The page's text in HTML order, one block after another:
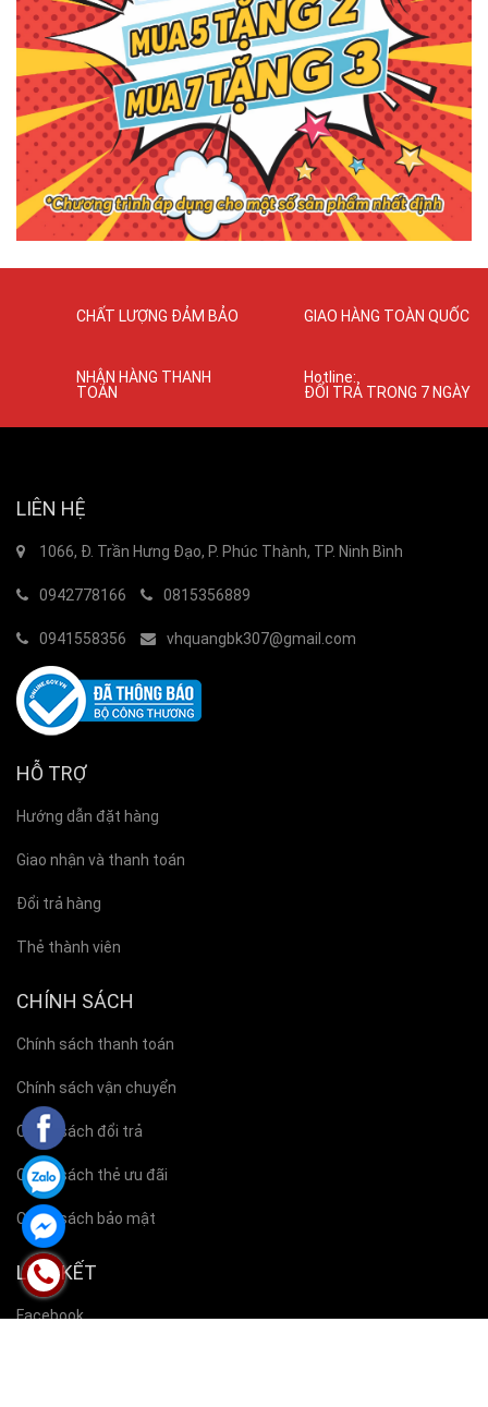
CHẤT LƯỢNG ĐẢM BẢO GIAO HÀNG TOÀN QUỐC
NHẬN HÀNG THANH
TOÁN
Hotline:
ĐỔI TRẢ TRONG 7 NGÀY
LIÊN HỆ
1066, Đ. Trần Hưng Đạo, P. Phúc Thành, TP. Ninh Bình
0942778166 0815356889
0941558356 vhquangbk307@gmail.com
HỖ TRỢ
Hướng dẫn đặt hàng
Giao nhận và thanh toán
Đổi trả hàng
Thẻ thành viên
CHÍNH SÁCH
Chính sách thanh toán
Chính sách vận chuyển
Chính sách đổi trả
Chính sách thẻ ưu đãi
Chính sách bảo mật
LIÊN KẾT
Facebook